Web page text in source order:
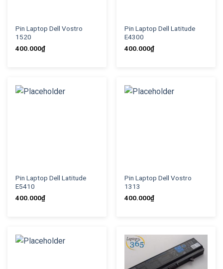
Pin Laptop Dell Vostro
1520
400.000₫
Pin Laptop Dell Latitude
E4300
400.000₫
Pin Laptop Dell Latitude
E5410
400.000₫
Pin Laptop Dell Vostro
1313
400.000₫